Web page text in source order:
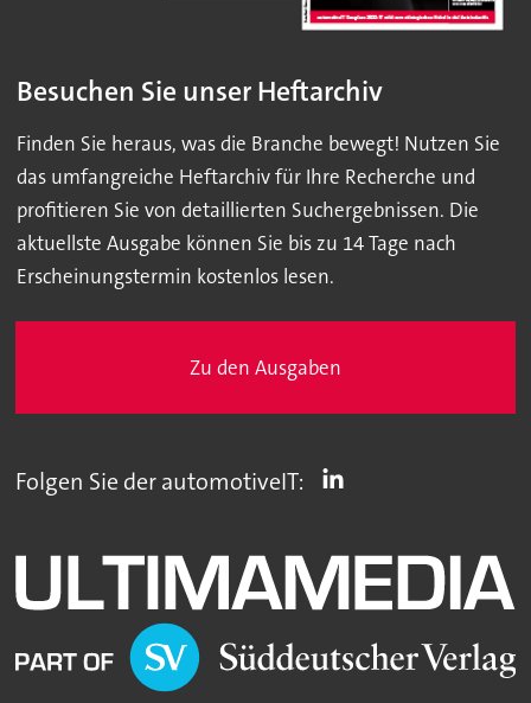
Besuchen Sie unser Heftarchiv
Finden Sie heraus, was die Branche bewegt! Nutzen Sie
das umfangreiche Heftarchiv für Ihre Recherche und
profitieren Sie von detaillierten Suchergebnissen. Die
aktuellste Ausgabe können Sie bis zu 14 Tage nach
Erscheinungstermin kostenlos lesen.
Zu den Ausgaben
Folgen Sie der automotiveIT: